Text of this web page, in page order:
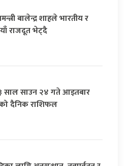
बालेन्द्र शाहले भारतीय र
राजदूत भेट्दै
साल साउन २४ गते आइतबार
दैनिक राशिफल